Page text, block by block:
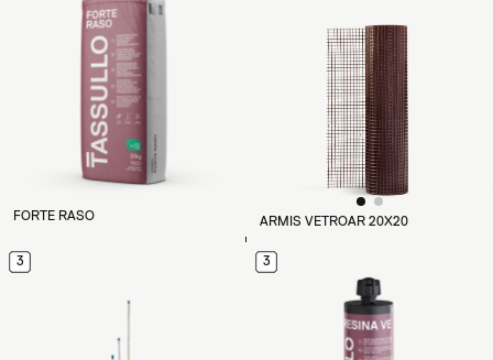
FORTE RASO ARMIS VETROAR 20X20
3 3